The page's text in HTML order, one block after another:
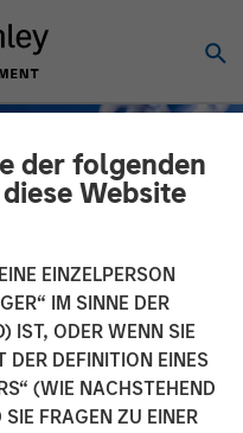
der folgenden
Website
EINZELPERSON
IM SINNE DER
IST, ODER WENN SIE
DER DEFINITION EINES
(WIE NACHSTEHEND
FRAGEN ZU EINER